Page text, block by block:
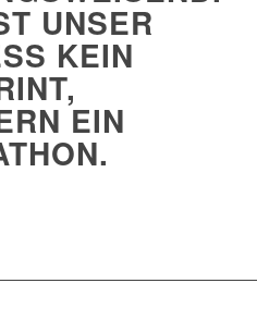
UNSER P
KEIN S
S
EIN M